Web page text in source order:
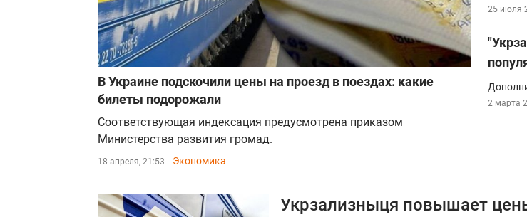
В Украине подскочили цены на проезд в поездах: какие
билеты подорожали
Соответствующая индексация предусмотрена приказом
Министерства развития громад.
18 апреля, 21:53 Экономика
25 июля
2 марта
Укрзализныця повышает